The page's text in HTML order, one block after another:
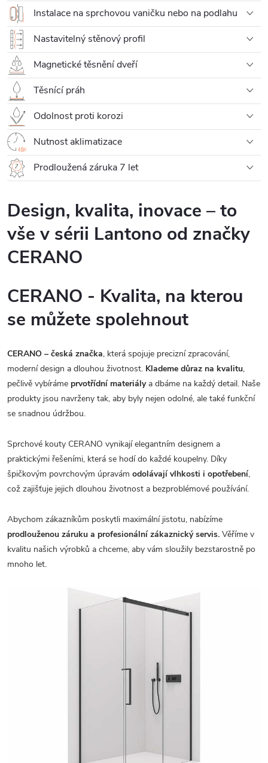
Instalace na sprchovou vaničku nebo na podlahu
Nastavitelný stěnový profil
Magnetické těsnění dveří
Těsnící práh
Odolnost proti korozi
Nutnost aklimatizace
Prodloužená záruka 7 let
Design, kvalita, inovace – to
vše v sérii Lantono od značky
CERANO
CERANO - Kvalita, na kterou
se můžete spolehnout
CERANO – česká značka, která spojuje precizní zpracování,
moderní design a dlouhou životnost. Klademe důraz na kvalitu,
pečlivě vybíráme prvotřídní materiálya dbáme na každý detail. Naše
produkty jsou navrženy tak, aby byly nejen odolné, ale také funkční
se snadnou údržbou.
Sprchové kouty CERANO vynikají elegantním designem a
praktickými řešeními, která se hodí do každé koupelny. Díky
špičkovým povrchovým úpravám odolávají vlhkosti i opotřebení,
což zajišťuje jejich dlouhou životnost a bezproblémové používání.
Abychom zákazníkům poskytli maximální jistotu, nabízíme
prodlouženou záruku a profesionální zákaznický servis. Věříme v
kvalitu našich výrobků a chceme, aby vám sloužily bezstarostně po
mnoho let.